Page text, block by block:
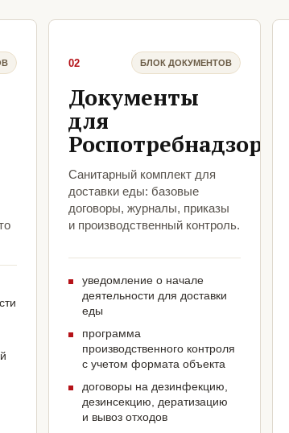
02 БЛОК ДОКУМЕНТОВ
Документы
для
Роспотребнадзора
Санитарный комплект для
доставки еды: базовые
договоры, журналы, приказы
и производственный контроль.
уведомление о начале
деятельности для доставки
еды
программа
производственного контроля
с учетом формата объекта
договоры на дезинфекцию,
дезинсекцию, дератизацию
и вывоз отходов